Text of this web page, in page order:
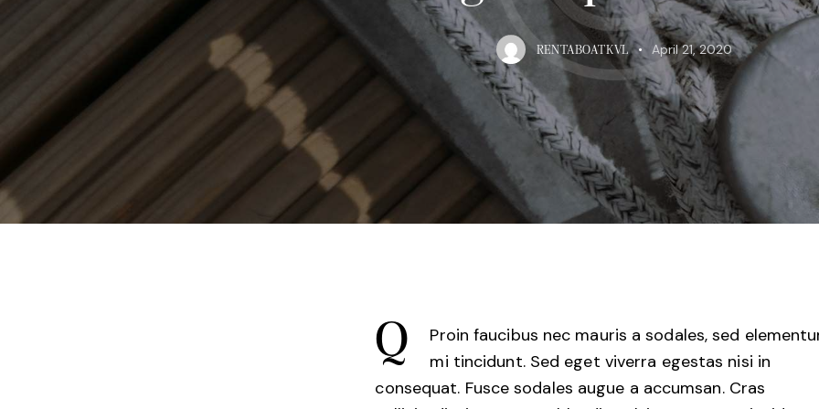
RENTABOATKVL April 21, 2020
Q
Proin faucibus nec mauris a sodales, sed
mi tincidunt. Sed eget viverra egestas nisi in
consequat. Fusce sodales augue a accumsan. Cras